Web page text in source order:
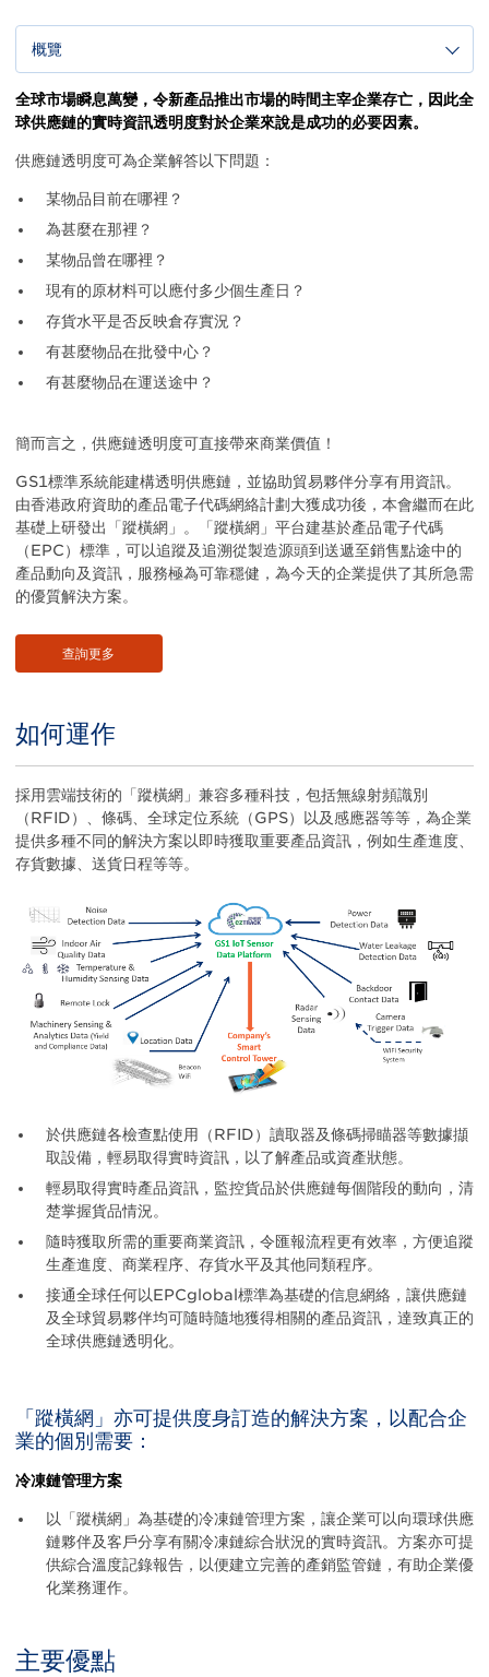
概覽
Body
全球市場瞬息萬變，令新產品推出市場的時間主宰企業存亡，因此全
球供應鏈的實時資訊透明度對於企業來說是成功的必要因素。
供應鏈透明度可為企業解答以下問題：
某物品目前在哪裡？
為甚麼在那裡？
某物品曾在哪裡？
現有的原材料可以應付多少個生產日？
存貨水平是否反映倉存實況？
有甚麼物品在批發中心？
有甚麼物品在運送途中？
簡而言之，供應鏈透明度可直接帶來商業價值！
GS1標準系統能建構透明供應鏈，並協助貿易夥伴分享有用資訊。
由香港政府資助的產品電子代碼網絡計劃大獲成功後，本會繼而在此
基礎上研發出「蹤橫網」。「蹤橫網」平台建基於產品電子代碼
（EPC）標準，可以追蹤及追溯從製造源頭到送遞至銷售點途中的
產品動向及資訊，服務極為可靠穩健，為今天的企業提供了其所急需
的優質解決方案。
查詢更多
Title
如何運作
Body
採用雲端技術的「蹤橫網」兼容多種科技，包括無線射頻識別
（RFID）、條碼、全球定位系統（GPS）以及感應器等等，為企業
提供多種不同的解決方案以即時獲取重要產品資訊，例如生產進度、
存貨數據、送貨日程等等。
於供應鏈各檢查點使用（RFID）讀取器及條碼掃瞄器等數據擷
取設備，輕易取得實時資訊，以了解產品或資產狀態。
輕易取得實時產品資訊，監控貨品於供應鏈每個階段的動向，清
楚掌握貨品情況。
隨時獲取所需的重要商業資訊，令匯報流程更有效率，方便追蹤
生產進度、商業程序、存貨水平及其他同類程序。
接通全球任何以EPCglobal標準為基礎的信息網絡，讓供應鏈
及全球貿易夥伴均可隨時隨地獲得相關的產品資訊，達致真正的
全球供應鏈透明化。
「蹤橫網」亦可提供度身訂造的解決方案，以配合企
業的個別需要：
冷凍鏈管理方案
以「蹤橫網」為基礎的冷凍鏈管理方案，讓企業可以向環球供應
鏈夥伴及客戶分享有關冷凍鏈綜合狀況的實時資訊。方案亦可提
供綜合溫度記錄報告，以便建立完善的產銷監管鏈，有助企業優
化業務運作。
Title
主要優點